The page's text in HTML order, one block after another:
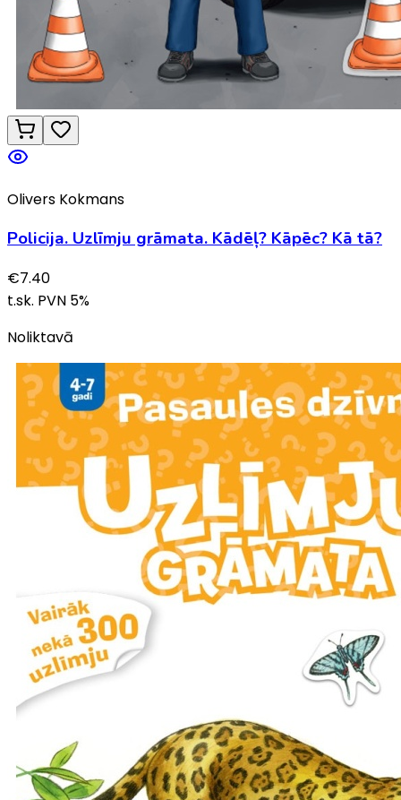
Olivers Kokmans
Policija. Uzlīmju grāmata. Kādēļ? Kāpēc? Kā tā?
€7.40
t.sk. PVN 5%
Noliktavā